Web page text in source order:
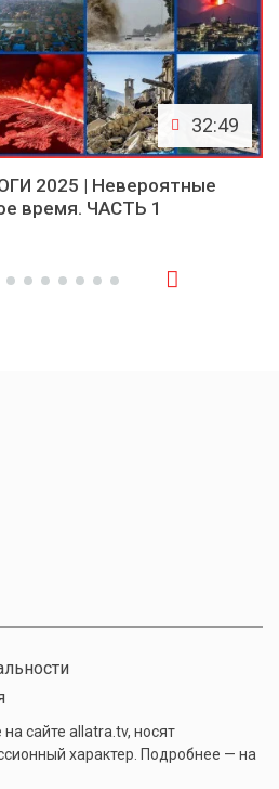
32:49
2025 | Невероятные
время. ЧАСТЬ 1
сайте allatra.tv, носят
характер. Подробнее — на